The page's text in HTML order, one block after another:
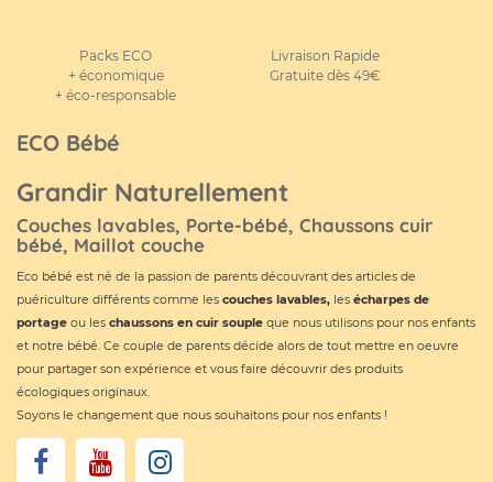
Packs ECO
+ économique
+ éco-responsable
Livraison Rapide
Gratuite dès 49€
ECO Bébé
Grandir Naturellement
Couches lavables, Porte-bébé, Chaussons cuir
bébé, Maillot couche
Eco bébé est né de la passion de parents découvrant des articles de
puériculture différents comme les couches lavables, les écharpes de
portage ou les chaussons en cuir souple que nous utilisons pour nos enfants
et notre bébé. Ce couple de parents décide alors de tout mettre en oeuvre
pour partager son expérience et vous faire découvrir des produits
écologiques originaux.
Soyons le changement que nous souhaitons pour nos enfants !